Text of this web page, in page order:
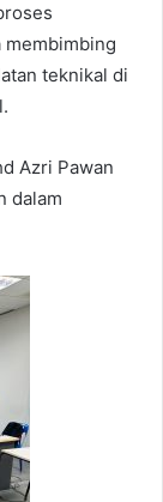
membimbing
teknikal di
Azri Pawan
dalam